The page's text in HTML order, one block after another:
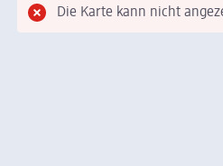
Die Karte kann nicht